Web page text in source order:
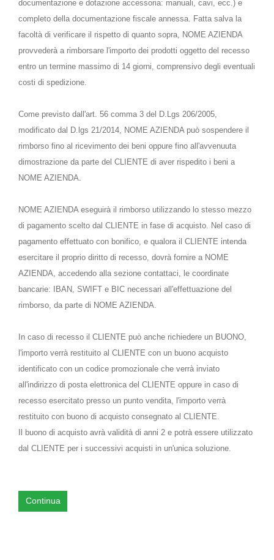
documentazione e dotazione accessoria: manuali, cavi, ecc.) e
completo della documentazione fiscale annessa. Fatta salva la
facoltà di verificare il rispetto di quanto sopra, NOME AZIENDA
provvederà a rimborsare l'importo dei prodotti oggetto del recesso
entro un termine massimo di 14 giorni, comprensivo degli eventuali
costi di spedizione.
Come previsto dall'art. 56 comma 3 del D.Lgs 206/2005,
modificato dal D.lgs 21/2014, NOME AZIENDA può sospendere il
rimborso fino al ricevimento dei beni oppure fino all'avvenuuta
dimostrazione da parte del CLIENTE di aver rispedito i beni a
NOME AZIENDA.
NOME AZIENDA eseguirà il rimborso utilizzando lo stesso mezzo
di pagamento scelto dal CLIENTE in fase di acquisto. Nel caso di
pagamento effettuato con bonifico, e qualora il CLIENTE intenda
esercitare il proprio diritto di recesso, dovrà fornire a NOME
AZIENDA, accedendo alla sezione contattaci, le coordinate
bancarie: IBAN, SWIFT e BIC necessari all'effettuazione del
rimborso, da parte di NOME AZIENDA.
In caso di recesso il CLIENTE può anche richiedere un BUONO,
l'importo verrà restituito al CLIENTE con un buono acquisto
identificato con un codice promozionale che verrà inviato
all'indirizzo di posta elettronica del CLIENTE oppure in caso di
recesso esercitato presso un punto vendita, l'importo verrà
restituito con buono di acquisto consegnato al CLIENTE.
Il buono di acquisto avrà validità di anni 2 e potrà essere utilizzato
dal CLIENTE per i successivi acquisti in un'unica soluzione.
Continua